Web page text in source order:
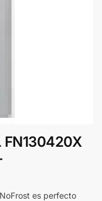
FN130420X
es perfecto